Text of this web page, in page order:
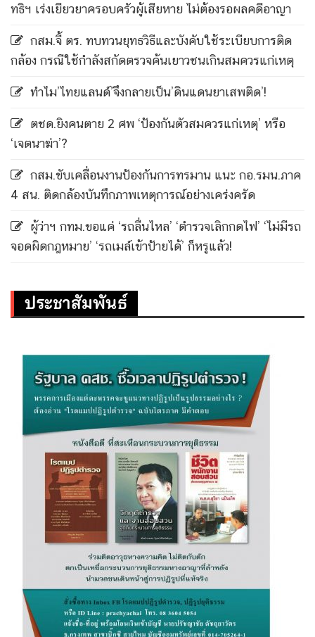
ทธิฯ เร่งเยียวยาครอบครัวผู้เสียหาย ไม่ต้องรอผลคดีอาญา
กสม.จี้ ตร. ทบทวนยุทธวิธีและบังคับใช้ระเบียบการติด
กล้อง กรณีใช้กำลังสกัดตรวจค้นเยาวชนเกินสมควรแก่เหตุ
ทำไม’ไทยแลนด์’จึงกลายเป็น’ดินแดนยาเสพติด’!
ตชด.ยิงคนตาย 2 ศพ ‘ป้องกันตัวสมควรแก่เหตุ’ หรือ
‘เจตนาฆ่า’?
กสม.ขับเคลื่อนงานป้องกันการทรมาน แนะ กอ.รมน.ภาค
4 สน. ติดกล้องบันทึกภาพเหตุการณ์อย่างเคร่งครัด
ผู้ว่าฯ กทม.ขอแค่ ‘รถลื่นไหล’ ‘ตำรวจเลิกกดไฟ’ ‘ไม่มีรถ
จอดผิดกฎหมาย’ ‘รถเมล์เข้าป้ายได้’ ก็หรูแล้ว!
ประชาสัมพันธ์